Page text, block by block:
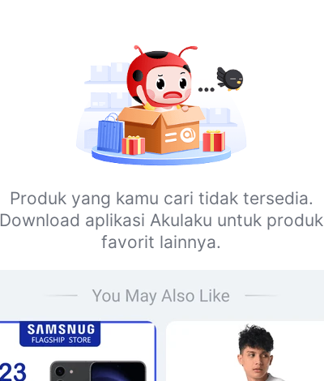
Produk yang kamu cari tidak tersedia.
Download aplikasi Akulaku untuk produk
favorit lainnya.